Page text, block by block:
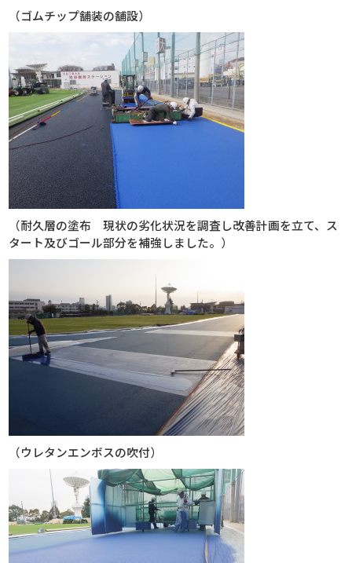
（ゴムチップ舗装の舗設）
（耐久層の塗布 現状の劣化状況を調査し改善計画を立て、ス
タート及びゴール部分を補強しました。）
（ウレタンエンボスの吹付）